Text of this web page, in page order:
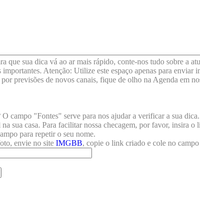
que sua dica vá ao ar mais rápido, conte-nos tudo sobre a
Atenção: Utilize este espaço apenas para
previsões de novos canais, fique de olho na Agenda em
campo "Fontes" serve para nos ajudar a verificar a sua
sua casa. Para facilitar nossa checagem, por favor, insira
para repetir o seu nome.
envie no site IMGBB, copie o link criado e cole no